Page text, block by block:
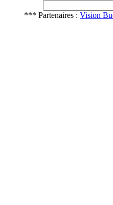
*** Partenaires : Vision